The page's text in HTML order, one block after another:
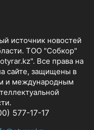
источник новостей
ТОО "Собкор"
Все права на
сайте, защищены в
и международным
577-17-17